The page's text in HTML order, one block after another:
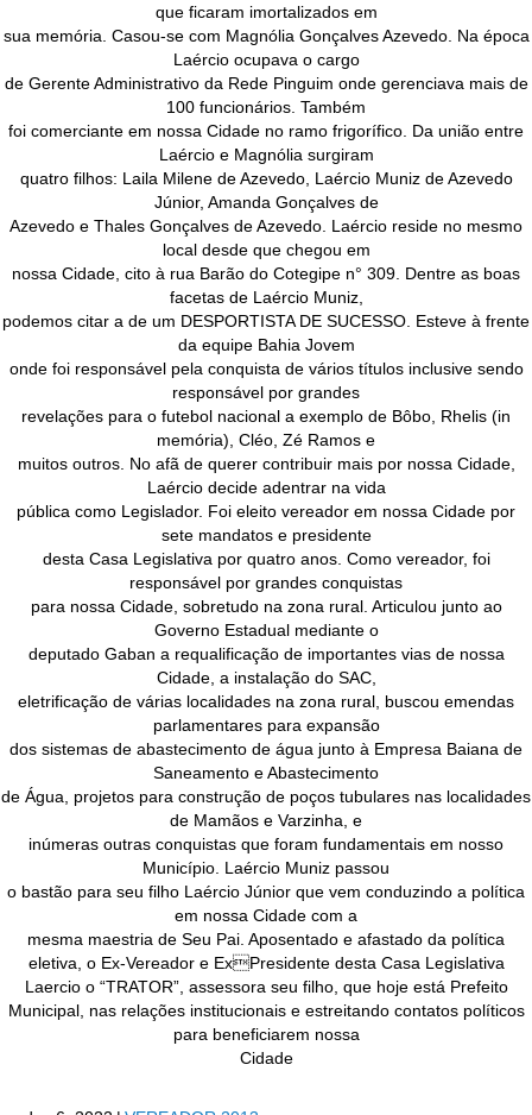
que ficaram imortalizados em
sua memória. Casou-se com Magnólia Gonçalves Azevedo. Na época
Laércio ocupava o cargo
de Gerente Administrativo da Rede Pinguim onde gerenciava mais de
100 funcionários. Também
foi comerciante em nossa Cidade no ramo frigorífico. Da união entre
Laércio e Magnólia surgiram
quatro filhos: Laila Milene de Azevedo, Laércio Muniz de Azevedo
Júnior, Amanda Gonçalves de
Azevedo e Thales Gonçalves de Azevedo. Laércio reside no mesmo
local desde que chegou em
nossa Cidade, cito à rua Barão do Cotegipe n° 309. Dentre as boas
facetas de Laércio Muniz,
podemos citar a de um DESPORTISTA DE SUCESSO. Esteve à frente
da equipe Bahia Jovem
onde foi responsável pela conquista de vários títulos inclusive sendo
responsável por grandes
revelações para o futebol nacional a exemplo de Bôbo, Rhelis (in
memória), Cléo, Zé Ramos e
muitos outros. No afã de querer contribuir mais por nossa Cidade,
Laércio decide adentrar na vida
pública como Legislador. Foi eleito vereador em nossa Cidade por
sete mandatos e presidente
desta Casa Legislativa por quatro anos. Como vereador, foi
responsável por grandes conquistas
para nossa Cidade, sobretudo na zona rural. Articulou junto ao
Governo Estadual mediante o
deputado Gaban a requalificação de importantes vias de nossa
Cidade, a instalação do SAC,
eletrificação de várias localidades na zona rural, buscou emendas
parlamentares para expansão
dos sistemas de abastecimento de água junto à Empresa Baiana de
Saneamento e Abastecimento
de Água, projetos para construção de poços tubulares nas localidades
de Mamãos e Varzinha, e
inúmeras outras conquistas que foram fundamentais em nosso
Município. Laércio Muniz passou
o bastão para seu filho Laércio Júnior que vem conduzindo a política
em nossa Cidade com a
mesma maestria de Seu Pai. Aposentado e afastado da política
eletiva, o Ex-Vereador e ExPresidente desta Casa Legislativa
Laercio o “TRATOR”, assessora seu filho, que hoje está Prefeito
Municipal, nas relações institucionais e estreitando contatos políticos
para beneficiarem nossa
Cidade